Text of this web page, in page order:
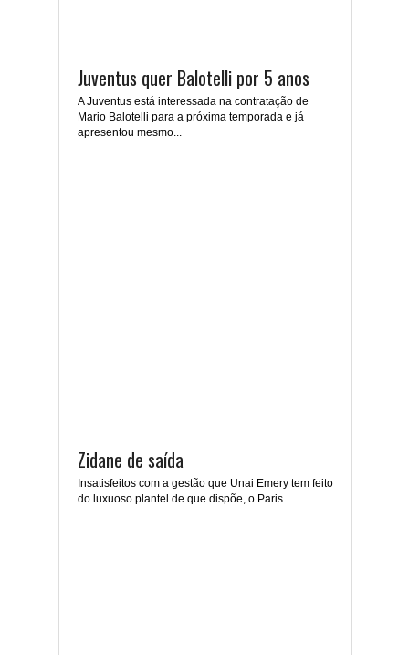
Juventus quer Balotelli por 5 anos
A Juventus está interessada na contratação de
Mario Balotelli para a próxima temporada e já
apresentou mesmo...
Zidane de saída
Insatisfeitos com a gestão que Unai Emery tem feito
do luxuoso plantel de que dispõe, o Paris...